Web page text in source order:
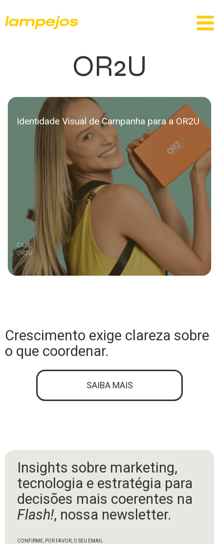
OR2U
Identidade Visual de Campanha para a OR2U
CASE
OR2U
Crescimento exige clareza sobre
o que coordenar.
SAIBA MAIS
Insights sobre marketing,
tecnologia e estratégia para
decisões mais coerentes na
Flash!, nossa newsletter.
CONFIRME, POR FAVOR, O SEU EMAIL